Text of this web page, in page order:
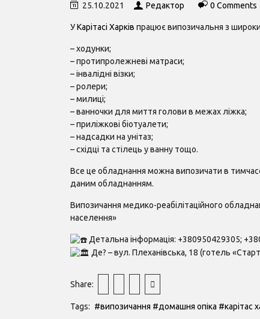
25.10.2021 Редактор 0 Comments
УКарітасі Харків працює випозичальня з
– ходунки;
– протипролежневі матраси;
– інвалідні візки;
– ролери;
– милиці;
– ванночки для миття голови в межах ліжка;
– приліжкові біотуалети;
– надсадки на унітаз;
– східці та стілець у ванну тощо.
Все це обладнання можна випозичати в
даним обладнанням.
Випозичання медико-реабілітаційного
населення»
Детальна інформація: +380950429305;
Де? – вул. Плеханівська, 18 (готель
Share:
Tags: #випозичання #домашня опіка #карітас